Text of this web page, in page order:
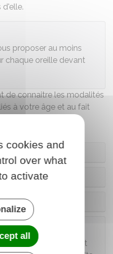
d'elle.
proposer au moins
chaque oreille devant
de connaitre les modalités
à votre âge et au fait
visuel ou une
santé solidaire
autre situation
coque...) sont
cookies and
over what
activate
all